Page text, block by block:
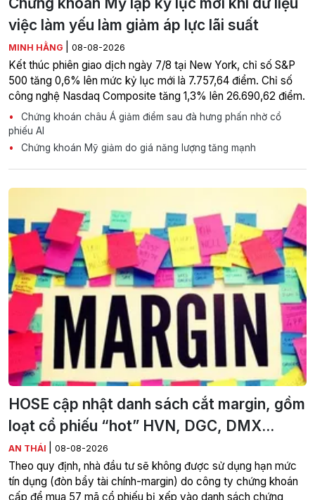
việc làm yếu làm giảm áp lực lãi suất
MINH HẰNG 08-08-2026
Kết thúc phiên giao dịch ngày 7/8 tại New York, chỉ số S&P
500 tăng 0,6% lên mức kỷ lục mới là 7.757,64 điểm. Chỉ số
công nghệ Nasdaq Composite tăng 1,3% lên 26.690,62 điểm.
Chứng khoán châu Á giảm điểm sau đà hưng phấn nhờ cổ
phiếu AI
Chứng khoán Mỹ giảm do giá năng lượng tăng mạnh
HOSE cập nhật danh sách cắt margin, gồm
loạt cổ phiếu “hot” HVN, DGC, DMX...
AN THÁI 08-08-2026
Theo quy định, nhà đầu tư sẽ không được sử dụng hạn mức
tín dụng (đòn bẩy tài chính-margin) do công ty chứng khoán
cấp để mua 57 mã cổ phiếu bị xếp vào danh sách chứng